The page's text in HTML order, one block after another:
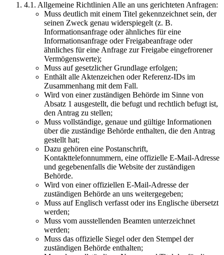
4.1. Allgemeine Richtlinien Alle an uns gerichteten Anfragen:
Muss deutlich mit einem Titel gekennzeichnet sein, der
seinen Zweck genau widerspiegelt (z. B.
Informationsanfrage oder ähnliches für eine
Informationsanfrage oder Freigabeanfrage oder
ähnliches für eine Anfrage zur Freigabe eingefrorener
Vermögenswerte);
Muss auf gesetzlicher Grundlage erfolgen;
Enthält alle Aktenzeichen oder Referenz-IDs im
Zusammenhang mit dem Fall.
Wird von einer zuständigen Behörde im Sinne von
Absatz 1 ausgestellt, die befugt und rechtlich befugt ist,
den Antrag zu stellen;
Muss vollständige, genaue und gültige Informationen
über die zuständige Behörde enthalten, die den Antrag
gestellt hat;
Dazu gehören eine Postanschrift,
Kontakttelefonnummern, eine offizielle E-Mail-Adresse
und gegebenenfalls die Website der zuständigen
Behörde.
Wird von einer offiziellen E-Mail-Adresse der
zuständigen Behörde an uns weitergegeben;
Muss auf Englisch verfasst oder ins Englische übersetzt
werden;
Muss vom ausstellenden Beamten unterzeichnet
werden;
Muss das offizielle Siegel oder den Stempel der
zuständigen Behörde enthalten;